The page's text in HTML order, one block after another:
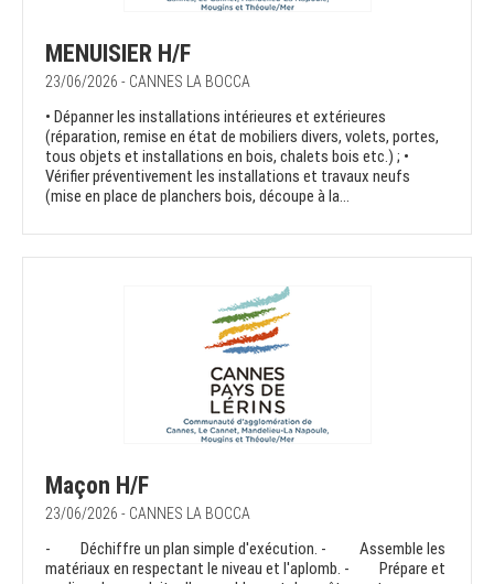
MENUISIER H/F
23/06/2026 - CANNES LA BOCCA
• Dépanner les installations intérieures et extérieures
(réparation, remise en état de mobiliers divers, volets, portes,
tous objets et installations en bois, chalets bois etc.) ; •
Vérifier préventivement les installations et travaux neufs
(mise en place de planchers bois, découpe à la...
Maçon H/F
23/06/2026 - CANNES LA BOCCA
- Déchiffre un plan simple d'exécution. - Assemble les
matériaux en respectant le niveau et l'aplomb. - Prépare et